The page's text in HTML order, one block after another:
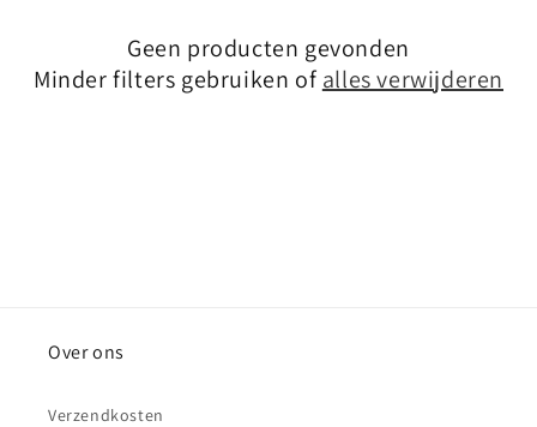
Geen producten gevonden
Minder filters gebruiken of alles verwijderen
Over ons
Verzendkosten